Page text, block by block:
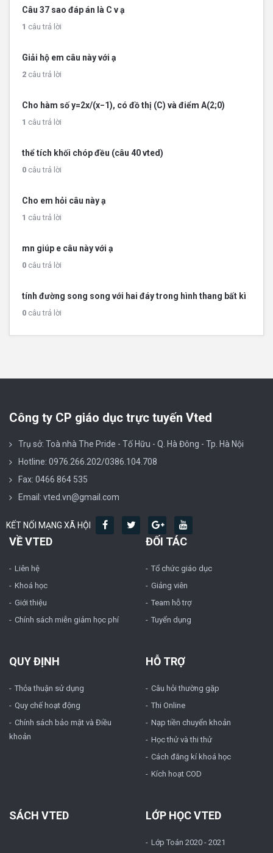
Câu 37 sao đáp án là C v ạ
1 câu trả lời
Giải hộ em câu này với ạ
2 câu trả lời
Cho hàm số y=2x/(x−1), có đồ thị (C) và điểm A(2;0)
1 câu trả lời
thể tích khối chóp đều (câu 40 vted)
0 câu trả lời
Cho em hỏi câu này ạ
1 câu trả lời
mn giúp e câu này với ạ
0 câu trả lời
tính đường song song với hai đáy trong hình thang bất kì
0 câu trả lời
Công ty CP giáo dục trực tuyến Vted
Trụ sở: Toà nhà The Pride - Tố Hữu - Q. Hà Đông - Tp. Hà Nội
Hotline: 0976.266.202/0386.104.708
Fax: 0466 864 535
Email: vted.vn@gmail.com
KẾT NỐI MẠNG XÃ HỘI
VỀ VTED
Liên hệ
Khoá học
Giới thiệu
Chính sách miễn giảm học phí
ĐỐI TÁC
Tổ chức giáo dục
Giảng viên
Team hỗ trợ
Tuyển dụng
QUY ĐỊNH
Thỏa thuận sử dụng
Quy chế hoạt động
Chính sách bảo mật và Điều
khoản
HỖ TRỢ
Câu hỏi thường gặp
Thi Online
Nạp tiền chuyển khoản
Học thử và thi thử
Cách đăng kí khoá học
Kích hoạt COD
SÁCH VTED LỚP HỌC VTED
Lớp Toán 2020 - 2021